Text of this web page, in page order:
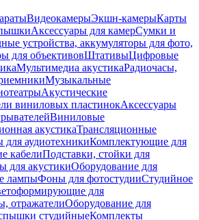
ВидеокамерыЭкшн-камерыКарты
Аксессуары для камерСумки и
устройства, аккумуляторы для фото,
для объективовШтативыЦифровые
Мультимедиа акустикаРадиочасы,
Музыкальные
Акустические
виниловых пластинокАксессуары
Виниловые
акустикаТрансляционные
для аудиотехникиКомплектующие для
кабелиПодставки, стойки для
для акустикиОборудование для
лампыФоны для фотостудииСтудийное
для
отражателиОборудование для
студийныеКомплекты